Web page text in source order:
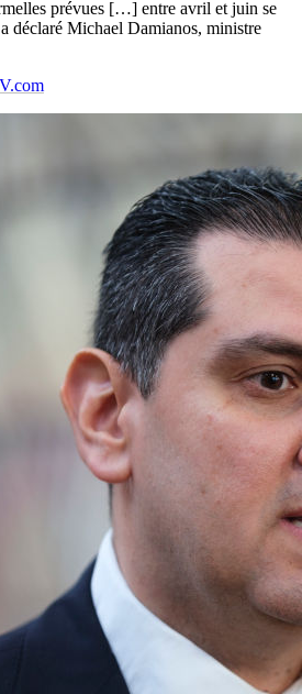
prévues […] entre avril et juin se
déclaré Michael Damianos, ministre